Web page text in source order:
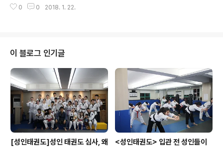
겨루기를 대비한 약속 겨루기 형태의 대련으로 대체되어서
래서 우리 유소년 수련생들이 어머니를 모시고! 당당히 태
0 0 2018. 1. 22.
이 블로그 인기글
[성인태권도]성인 태권도 심사, 왜
<성인태권도> 입관 전 성인들이